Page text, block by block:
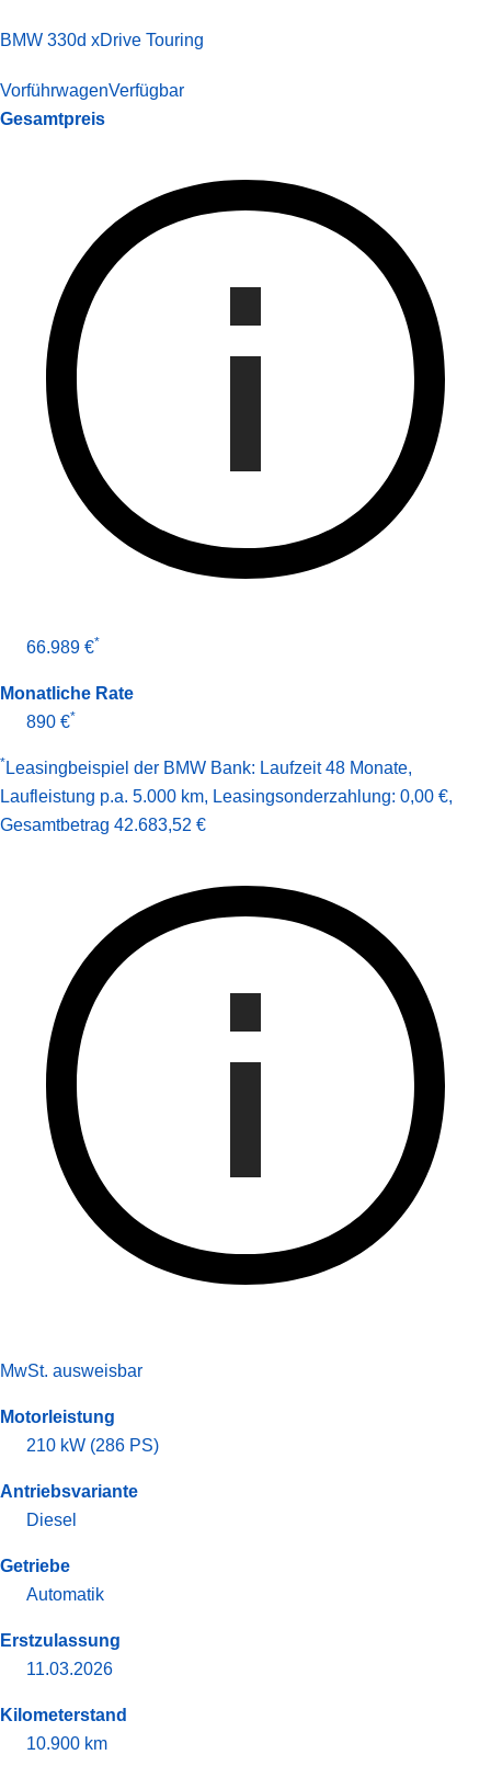
BMW 330d xDrive Touring
VorführwagenVerfügbar
Gesamtpreis
66.989 €*
Monatliche Rate
890 €*
* Leasingbeispiel der BMW Bank: Laufzeit 48 Monate,
Laufleistung p.a. 5.000 km, Leasingsonderzahlung: 0,00 €,
Gesamt­betrag 42.683,52 €
MwSt. ausweisbar
Motorleistung
210 kW (286 PS)
Antriebsvariante
Diesel
Getriebe
Automatik
Erstzulassung
11.03.2026
Kilometerstand
10.900 km